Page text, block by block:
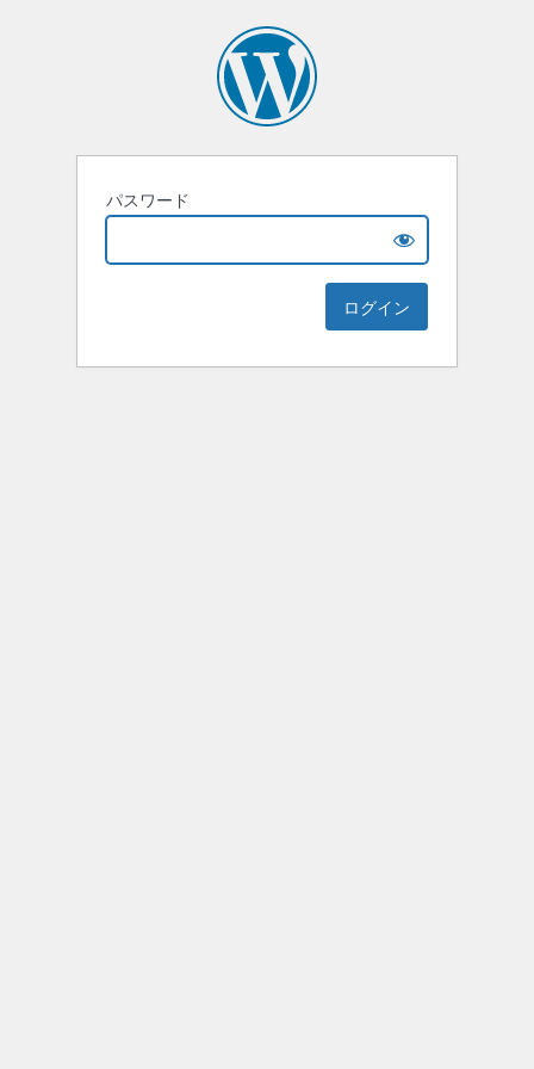
パスワード